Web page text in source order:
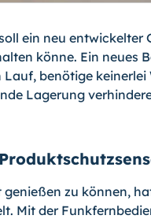
ein neu entwickelter
könne. Ein neues
benötige
Lagerung
zu können,
Mit der